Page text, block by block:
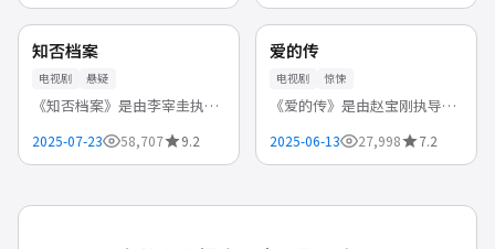
2025-08-12首播。每集结尾留
下悬念，让人忍不住点击下一
集...
剧，2025-08-02首播。战地记
者或医护视角，展现战争背后
的人性...
韩国
4K
知否档案
电视剧 悬疑
《知否档案》是由李宰圭执
等领衔主演的韩国高清电视
剧，2025-07-23首播。一桩离
真相在...
2025-07-23 58,707 9.2
韩国
高分
爱的传
电视剧 惊悚
《爱的传》是由赵宝刚执导，
的韩国高清电视剧，2025-06-
13首播。每集结尾留下悬念，
免费...
2025-06-13 27,998 7.2